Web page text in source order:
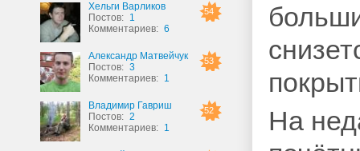
54
Хельги Варликов
Постов: 1
Комментариев: 6
53
Александр Матвейчук
Постов: 3
Комментариев: 1
52
Владимир Гавриш
Постов: 2
Комментариев: 1
На